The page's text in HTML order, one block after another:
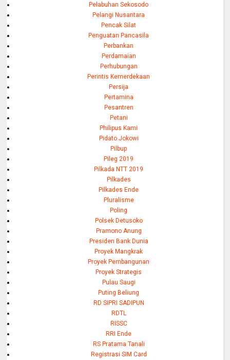
Pelabuhan Sekosodo
Pelangi Nusantara
Pencak Silat
Penguatan Pancasila
Perbankan
Perdamaian
Perhubungan
Perintis Kemerdekaan
Persija
Pertamina
Pesantren
Petani
Philipus Kami
Pidato Jokowi
Pilbup
Pileg 2019
Pilkada NTT 2019
Pilkades
Pilkades Ende
Pluralisme
Poling
Polsek Detusoko
Pramono Anung
Presiden Bank Dunia
Proyek Mangkrak
Proyek Pembangunan
Proyek Strategis
Pulau Saugi
Puting Beliung
RD SIPRI SADIPUN
RDTL
RISSC
RRI Ende
RS Pratama Tanali
Registrasi SIM Card